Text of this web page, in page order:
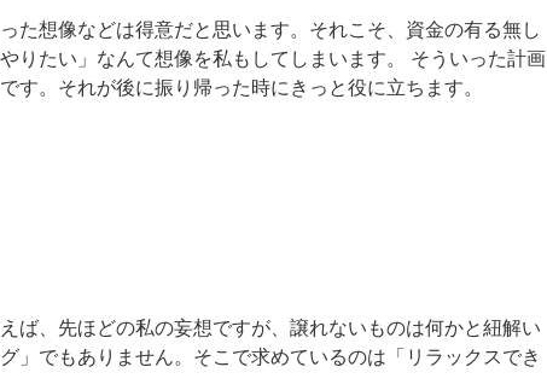
た想像などは得意だと思います。それこそ、資金の有る無し
りたい」なんて想像を私もしてしまいます。 そういった計画
す。それが後に振り帰った時にきっと役に立ちます。
ば、先ほどの私の妄想ですが、譲れないものは何かと紐解い
」でもありません。そこで求めているのは「リラックスでき